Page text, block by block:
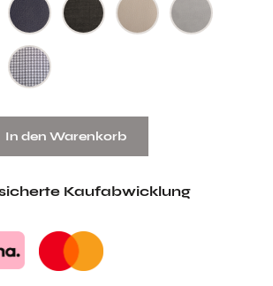
In den Warenkorb
Kaufabwicklung